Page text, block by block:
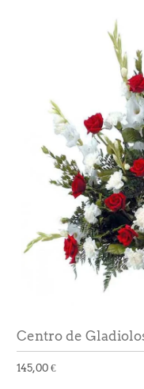
Centro de
145,00 €